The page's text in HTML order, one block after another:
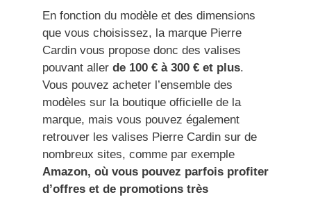
En fonction du modèle et des dimensions
que vous choisissez, la marque Pierre
Cardin vous propose donc des valises
pouvant aller de 100 € à 300 € et plus.
Vous pouvez acheter l’ensemble des
modèles sur la boutique officielle de la
marque, mais vous pouvez également
retrouver les valises Pierre Cardin sur de
nombreux sites, comme par exemple
Amazon, où vous pouvez parfois profiter
d’offres et de promotions très